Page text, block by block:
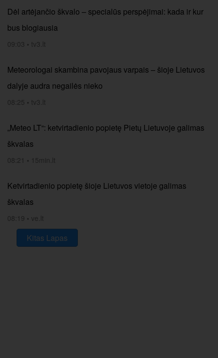
Dėl artėjančio škvalo – specialūs perspėjimai: kada ir kur
bus blogiausia
09:03 • tv3.lt
Meteorologai skambina pavojaus varpais – šioje Lietuvos
dalyje audra negailės nieko
08:25 • tv3.lt
„Meteo LT“: ketvirtadienio popietę Pietų Lietuvoje galimas
škvalas
08:21 • 15min.lt
Ketvirtadienio popietę šioje Lietuvos vietoje galimas
škvalas
08:19 • ve.lt
Kitas Lapas